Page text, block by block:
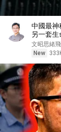
中國最神
另一套生
文昭思緒
New